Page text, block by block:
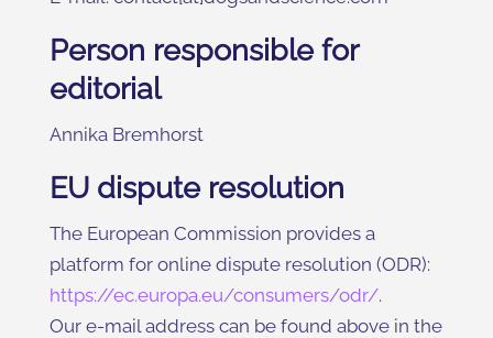
Person responsible for
editorial
Annika Bremhorst
EU dispute resolution
The European Commission provides a
platform for online dispute resolution (ODR):
https://ec.europa.eu/consumers/odr/.
Our e-mail address can be found above in the